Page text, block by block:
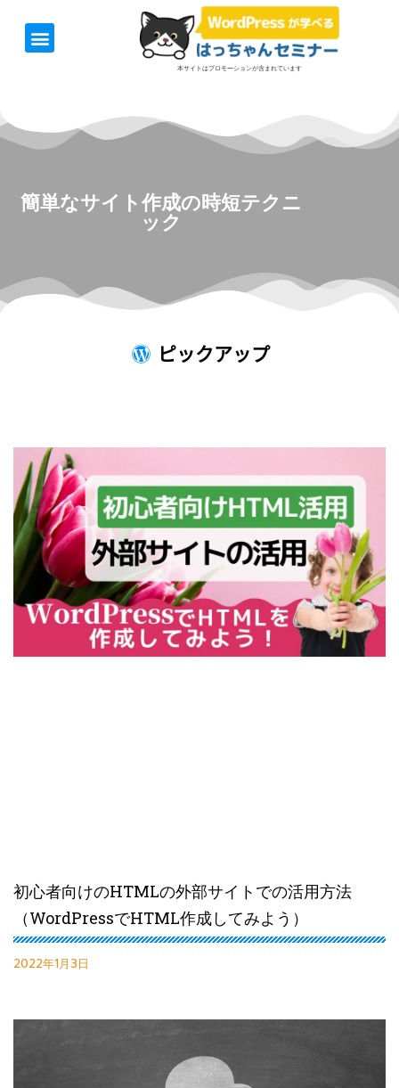
本サイトはプロモーションが含まれています
簡単なサイト作成の時短テクニ
ック
ピックアップ
初心者向けのHTMLの外部サイトでの活用方法
（WordPressでHTML作成してみよう）
2022年1月3日